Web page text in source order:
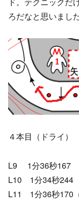
ろだなと思いました
４本目（ドライ）
L9 1分36秒167
L10 1分34秒244
L11 1分36秒170